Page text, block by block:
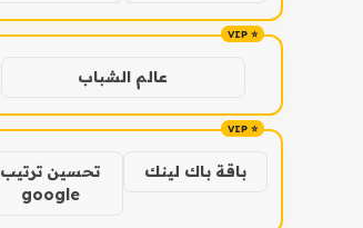
عالم الشباب
باقة باك لينك
تحسين ترتيب
google